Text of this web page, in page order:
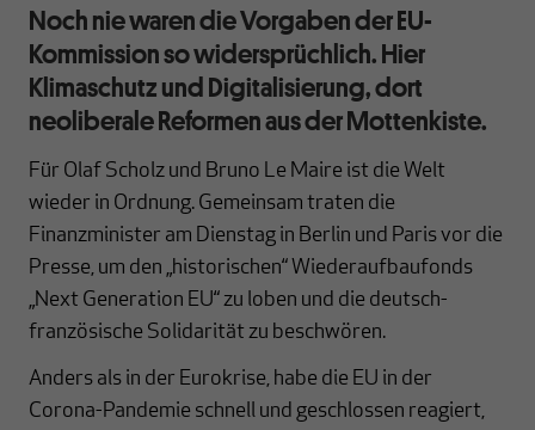
Noch nie waren die Vorgaben der EU-
Kommission so widersprüchlich. Hier
Klimaschutz und Digitalisierung, dort
neoliberale Reformen aus der Mottenkiste.
Für Olaf Scholz und Bruno Le Maire ist die Welt
wieder in Ordnung. Gemeinsam traten die
Finanzminister am Dienstag in Berlin und Paris vor die
Presse, um den „historischen“ Wiederaufbaufonds
„Next Generation EU“ zu loben und die deutsch-
französische Solidarität zu beschwören.
Anders als in der Eurokrise, habe die EU in der
Corona-Pandemie schnell und geschlossen reagiert,